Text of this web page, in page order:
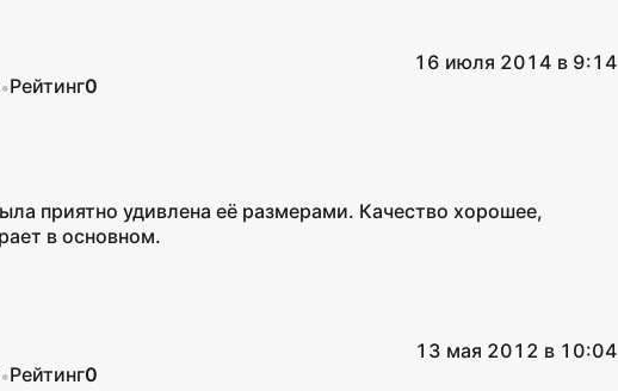
16 июля 2014 в 9:14
•Рейтинг0
приятно удивлена её размерами. Качество хорошее,
в основном.
13 мая 2012 в 10:04
•Рейтинг0